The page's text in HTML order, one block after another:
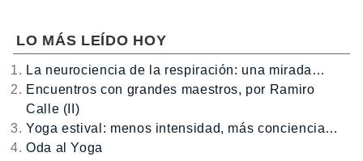
LO MÁS LEÍDO HOY
La neurociencia de la respiración: una mirada…
Encuentros con grandes maestros, por Ramiro
Calle (II)
Yoga estival: menos intensidad, más conciencia…
Oda al Yoga